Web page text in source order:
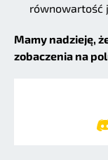
równowartość
Mamy nadzieję,
zobaczenia na